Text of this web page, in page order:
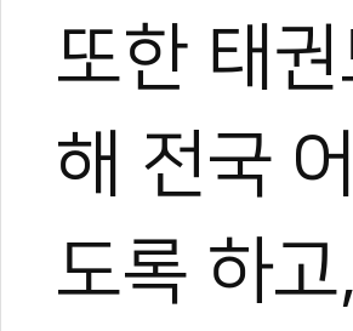
또한 태
해 전국
도록 하